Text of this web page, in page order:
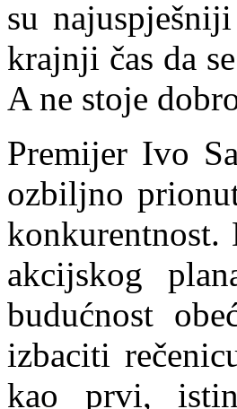
su na
krajnji čas da
A ne stoje
Premijer Ivo
ozbiljno
akcijskog
budućnost
izbaciti
kao prvi,